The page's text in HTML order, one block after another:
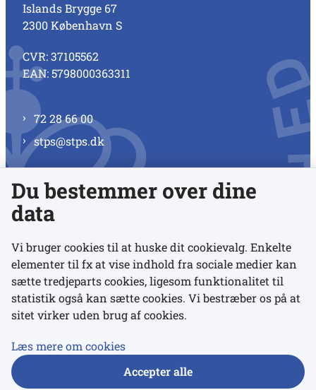
Islands Brygge 67
2300 København S
CVR: 37105562
EAN: 5798000363311
72 28 66 00
stps@stps.dk
Se alle kontaktnumre
Links
Udgivelser
Du bestemmer over dine
data
Vi bruger cookies til at huske dit cookievalg. Enkelte
elementer til fx at vise indhold fra sociale medier kan
sætte tredjeparts cookies, ligesom funktionalitet til
statistik også kan sætte cookies. Vi bestræber os på at
sitet virker uden brug af cookies.
Læs mere om cookies
Accepter alle